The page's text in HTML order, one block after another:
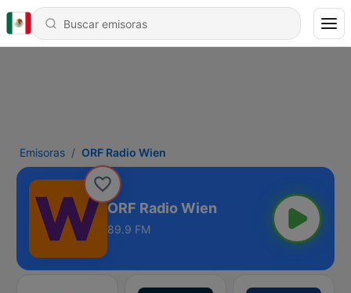
Emisoras ORF Radio Wien
ORF Radio Wien
89.9 FM